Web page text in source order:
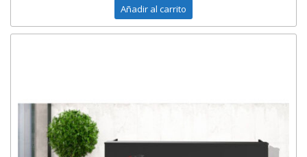
Añadir al carrito